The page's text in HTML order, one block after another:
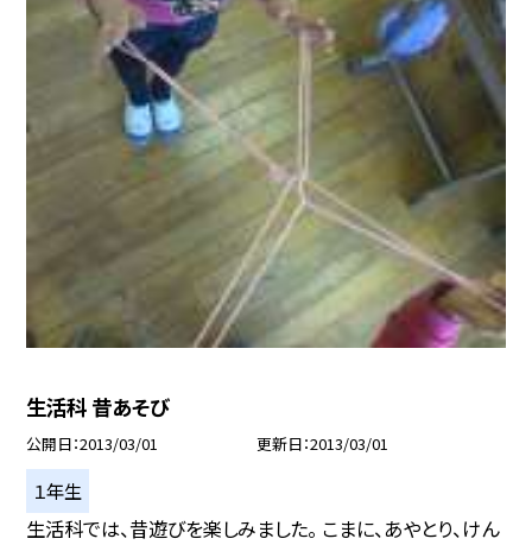
生活科 昔あそび
公開日 2013/03/01 更新日 2013/03/01
１年生
生活科では、昔遊びを楽しみました。 こまに、あやとり、けん